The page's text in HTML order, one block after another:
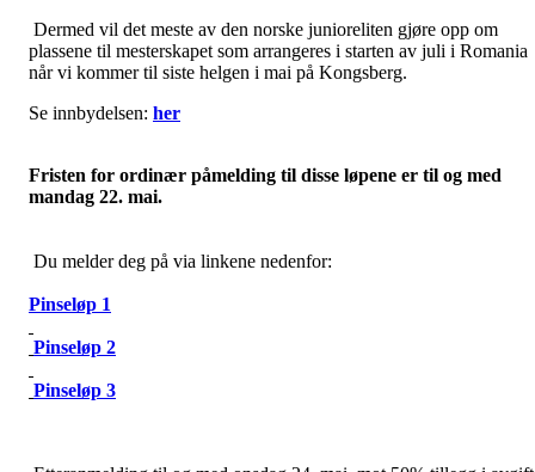
Dermed vil det meste av den norske junioreliten gjøre opp om
plassene til mesterskapet som arrangeres i starten av juli i Romania
når vi kommer til siste helgen i mai på Kongsberg.
Se innbydelsen: her
Fristen for ordinær påmelding til disse løpene er til og med
mandag 22. mai.
Du melder deg på via linkene nedenfor:
Pinseløp 1
Pinseløp 2
Pinseløp 3